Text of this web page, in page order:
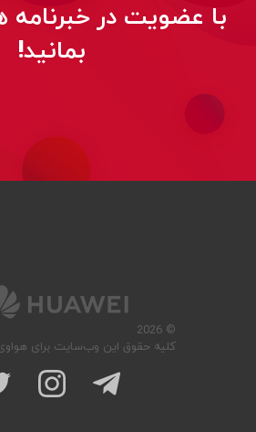
با عضویت در خبرنامه
بمانید!
© 2026
کلیه حقوق این وب‌سایت برای